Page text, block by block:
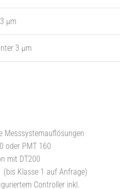
µm
3 µm
Messsystemauflösungen
oder PMT 160
mit DT200
(bis Klasse 1 auf Anfrage)
Controller inkl.